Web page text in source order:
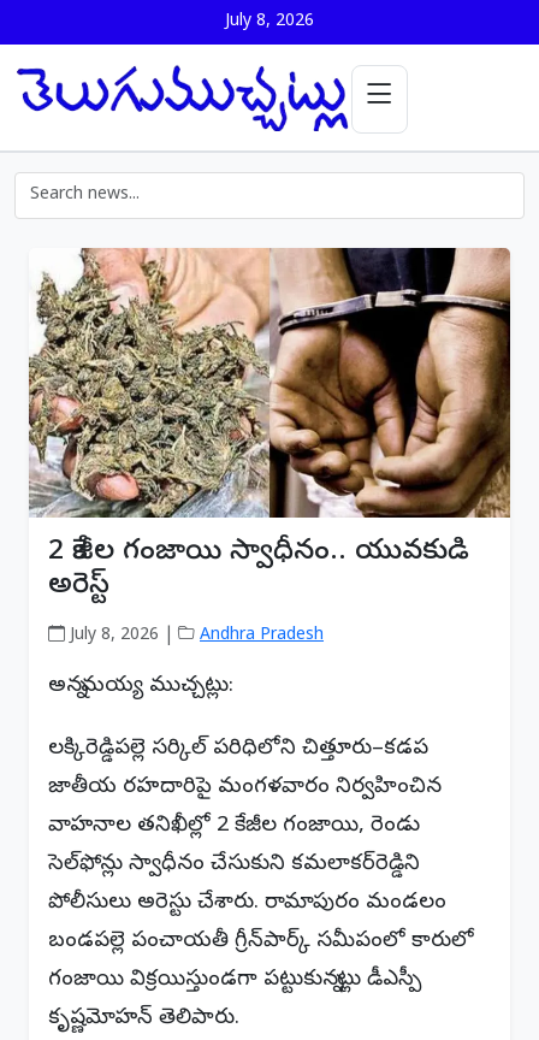
July 8, 2026
2 కేజీల గంజాయి స్వాధీనం.. యువకుడి
అరెస్ట్
July 8, 2026 | Andhra Pradesh
అన్నమయ్య ముచ్చట్లు:
లక్కిరెడ్డిపల్లె సర్కిల్ పరిధిలోని చిత్తూరు–కడప
జాతీయ రహదారిపై మంగళవారం నిర్వహించిన
వాహనాల తనిఖీల్లో 2 కేజీల గంజాయి, రెండు
సెల్‌ఫోన్లు స్వాధీనం చేసుకుని కమలాకర్‌రెడ్డిని
పోలీసులు అరెస్టు చేశారు. రామాపురం మండలం
బండపల్లె పంచాయతీ గ్రీన్‌పార్క్ సమీపంలో కారులో
గంజాయి విక్రయిస్తుండగా పట్టుకున్నట్లు డీఎస్పీ
కృష్ణమోహన్ తెలిపారు.